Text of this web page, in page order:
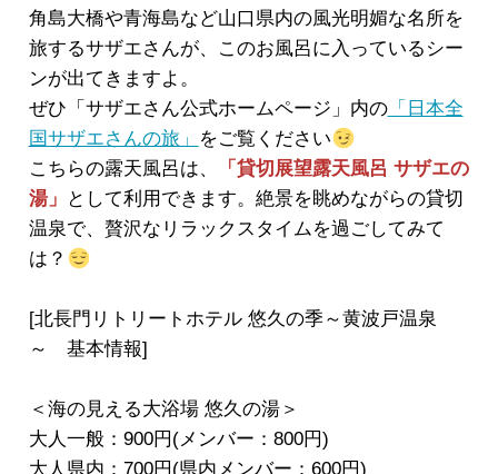
角島大橋や青海島など山口県内の風光明媚な名所を
旅するサザエさんが、このお風呂に入っているシー
ンが出てきますよ。
ぜひ「サザエさん公式ホームページ」内の「日本全
国サザエさんの旅」
をご覧ください
こちらの露天風呂は、
「貸切展望露天風呂 サザエの
湯」
として利用できます。絶景を眺めながらの貸切
温泉で、贅沢なリラックスタイムを過ごしてみて
は？
[北長門リトリートホテル 悠久の季～黄波戸温泉
～ 基本情報]
＜海の見える大浴場 悠久の湯＞
大人一般：900円(メンバー：800円)
大人県内：700円(県内メンバー：600円)